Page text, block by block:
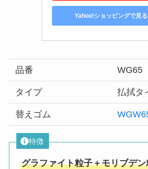
Yahoo!ショッピングで見る
品番 WG65
タイプ 払拭タ
替えゴム
特徴
グラファイト粒子＋モリブデ